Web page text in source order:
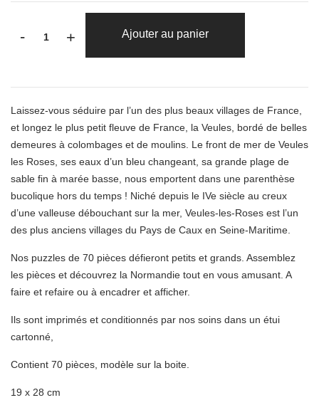
- + Ajouter au panier
Laissez-vous séduire par l’un des plus beaux villages de France,
et longez le plus petit fleuve de France, la Veules, bordé de belles
demeures à colombages et de moulins. Le front de mer de Veules
les Roses, ses eaux d’un bleu changeant, sa grande plage de
sable fin à marée basse, nous emportent dans une parenthèse
bucolique hors du temps ! Niché depuis le IVe siècle au creux
d’une valleuse débouchant sur la mer, Veules-les-Roses est l’un
des plus anciens villages du Pays de Caux en Seine-Maritime.
Nos puzzles de 70 pièces défieront petits et grands. Assemblez
les pièces et découvrez la Normandie tout en vous amusant. A
faire et refaire ou à encadrer et afficher.
Ils sont imprimés et conditionnés par nos soins dans un étui
cartonné,
Contient 70 pièces, modèle sur la boite.
19 x 28 cm